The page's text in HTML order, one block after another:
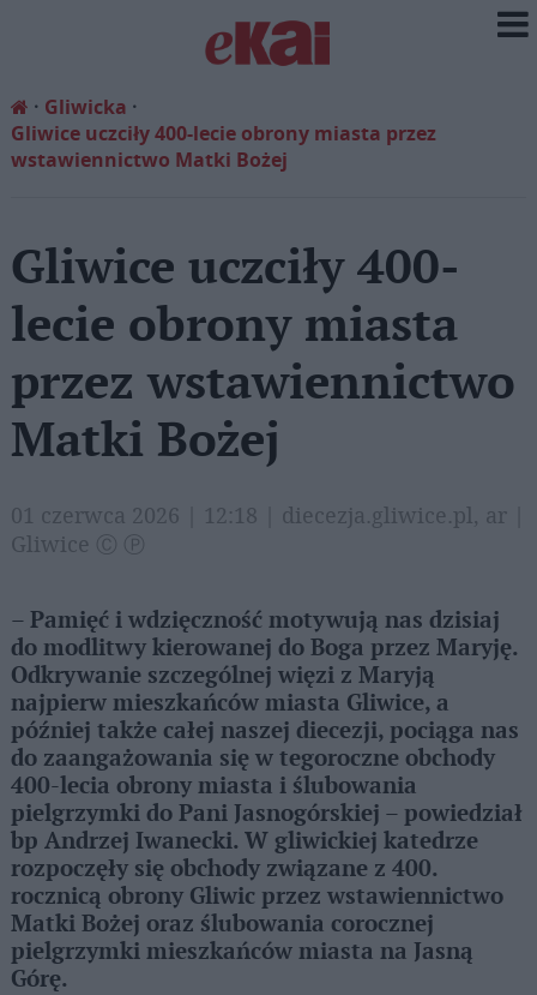
Gliwicka
Gliwice uczciły 400-lecie obrony miasta przez
wstawiennictwo Matki Bożej
Gliwice uczciły 400-
lecie obrony miasta
przez wstawiennictwo
Matki Bożej
01 czerwca 2026 | 12:18 | diecezja.gliwice.pl, ar |
Gliwice Ⓒ Ⓟ
– Pamięć i wdzięczność motywują nas dzisiaj
do modlitwy kierowanej do Boga przez Maryję.
Odkrywanie szczególnej więzi z Maryją
najpierw mieszkańców miasta Gliwice, a
później także całej naszej diecezji, pociąga nas
do zaangażowania się w tegoroczne obchody
400-lecia obrony miasta i ślubowania
pielgrzymki do Pani Jasnogórskiej – powiedział
bp Andrzej Iwanecki. W gliwickiej katedrze
rozpoczęły się obchody związane z 400.
rocznicą obrony Gliwic przez wstawiennictwo
Matki Bożej oraz ślubowania corocznej
pielgrzymki mieszkańców miasta na Jasną
Górę.